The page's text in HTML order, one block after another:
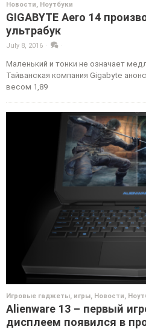
Новости, Ноутбуки
GIGABYTE Aero 14
ультрабук
July 8, 2016
Маленький и тонки не означает
Тайванская компания Gigabyte
весом 1,89
Игровые гаджеты, игры, Новости,
Alienware 13 – первый
дисплеем появился в